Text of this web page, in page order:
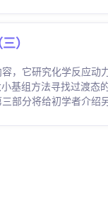
）
，它研究化学反应
基组方法寻找过渡态
部分将给初学者介绍